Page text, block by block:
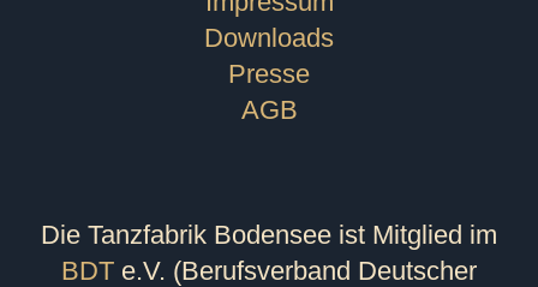
Downloads
Presse
AGB
Die Tanzfabrik Bodensee ist Mitglied im
BDT e.V. (Berufsverband Deutscher